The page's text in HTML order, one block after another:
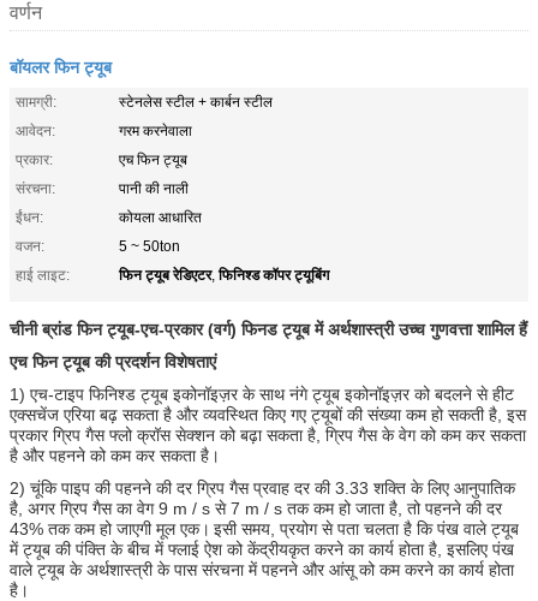
वर्णन
बॉयलर फिन ट्यूब
सामग्री:
स्टेनलेस स्टील + कार्बन स्टील
आवेदन:
गरम करनेवाला
प्रकार:
एच फिन ट्यूब
संरचना:
पानी की नाली
ईंधन:
कोयला आधारित
वजन:
5 ~ 50ton
हाई लाइट:
फिन ट्यूब रेडिएटर,फिनिश्ड कॉपर ट्यूबिंग
चीनी ब्रांड फिन ट्यूब-एच-प्रकार (वर्ग) फिनड ट्यूब में अर्थशास्त्री उच्च गुणवत्ता शामिल हैं
एच फिन ट्यूब की प्रदर्शन विशेषताएं
1) एच-टाइप फिनिश्ड ट्यूब इकोनॉइज़र के साथ नंगे ट्यूब इकोनॉइज़र को बदलने से हीट
एक्सचेंज एरिया बढ़ सकता है और व्यवस्थित किए गए ट्यूबों की संख्या कम हो सकती है, इस
प्रकार ग्रिप गैस फ्लो क्रॉस सेक्शन को बढ़ा सकता है, ग्रिप गैस के वेग को कम कर सकता
है और पहनने को कम कर सकता है।
2) चूंकि पाइप की पहनने की दर ग्रिप गैस प्रवाह दर की 3.33 शक्ति के लिए आनुपातिक
है, अगर ग्रिप गैस का वेग 9 m / s से 7 m / s तक कम हो जाता है, तो पहनने की दर
43% तक कम हो जाएगी मूल एक। इसी समय, प्रयोग से पता चलता है कि पंख वाले ट्यूब
में ट्यूब की पंक्ति के बीच में फ्लाई ऐश को केंद्रीयकृत करने का कार्य होता है, इसलिए पंख
वाले ट्यूब के अर्थशास्त्री के पास संरचना में पहनने और आंसू को कम करने का कार्य होता
है।